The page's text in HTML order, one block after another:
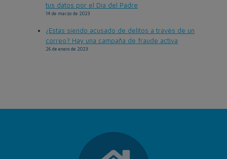
tus datos por el Día del Padre
14 de marzo de 2023
¿Estás siendo acusado de delitos a través de un
correo? Hay una campaña de fraude activa
26 de enero de 2023